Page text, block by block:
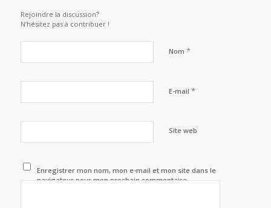
Rejoindre la discussion?
N’hésitez pas à contribuer !
Nom *
E-mail *
Site web
Enregistrer mon nom, mon e-mail et mon site dans le
navigateur pour mon prochain commentaire.